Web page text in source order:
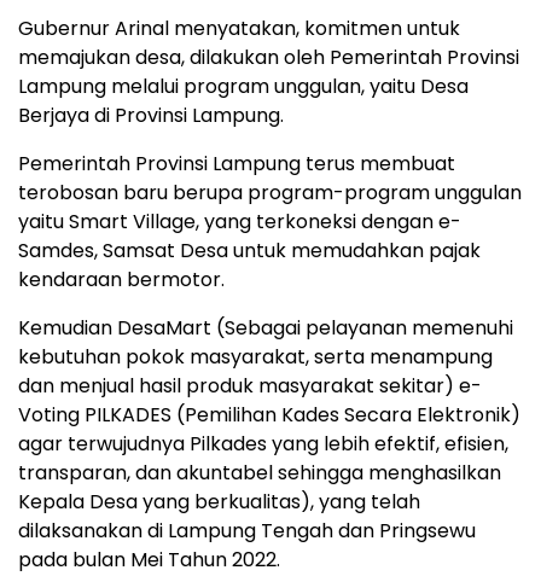
Gubernur Arinal menyatakan, komitmen untuk
memajukan desa, dilakukan oleh Pemerintah Provinsi
Lampung melalui program unggulan, yaitu Desa
Berjaya di Provinsi Lampung.
Pemerintah Provinsi Lampung terus membuat
terobosan baru berupa program-program unggulan
yaitu Smart Village, yang terkoneksi dengan e-
Samdes, Samsat Desa untuk memudahkan pajak
kendaraan bermotor.
Kemudian DesaMart (Sebagai pelayanan memenuhi
kebutuhan pokok masyarakat, serta menampung
dan menjual hasil produk masyarakat sekitar) e-
Voting PILKADES (Pemilihan Kades Secara Elektronik)
agar terwujudnya Pilkades yang lebih efektif, efisien,
transparan, dan akuntabel sehingga menghasilkan
Kepala Desa yang berkualitas), yang telah
dilaksanakan di Lampung Tengah dan Pringsewu
pada bulan Mei Tahun 2022.